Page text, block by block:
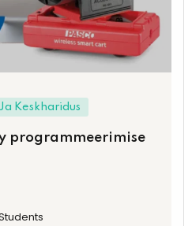
Keskharidus
programmeerimise